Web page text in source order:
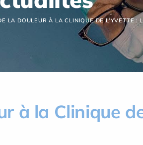
LA DOULEUR À LA CLINIQUE DE L’YVETTE
à la Clinique